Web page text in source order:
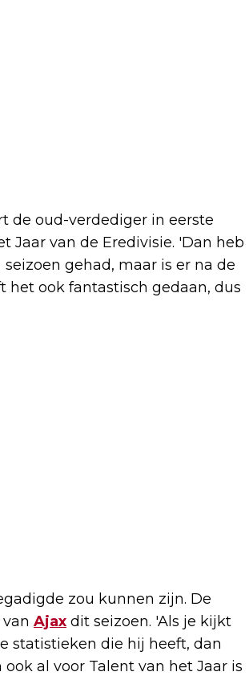
de oud-verdediger in eerste
Jaar van de Eredivisie. 'Dan heb
gehad, maar is er na de
het ook fantastisch gedaan, dus
zou kunnen zijn. De
Ajax dit seizoen. 'Als je kijkt
statistieken die hij heeft, dan
al voor Talent van het Jaar is